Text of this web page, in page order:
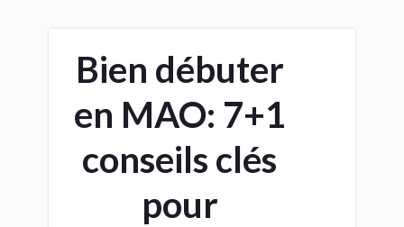
Bien débuter
en MAO: 7+1
conseils clés
pour